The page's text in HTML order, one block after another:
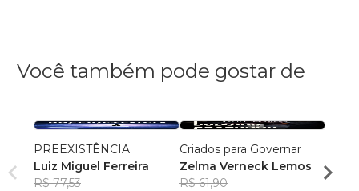
Você também pode gostar de
PREEXISTÊNCIA
Luiz Miguel Ferreira
R$ 77,53
Criados para Governar
Zelma Verneck Lemos
R$ 61,90
R$